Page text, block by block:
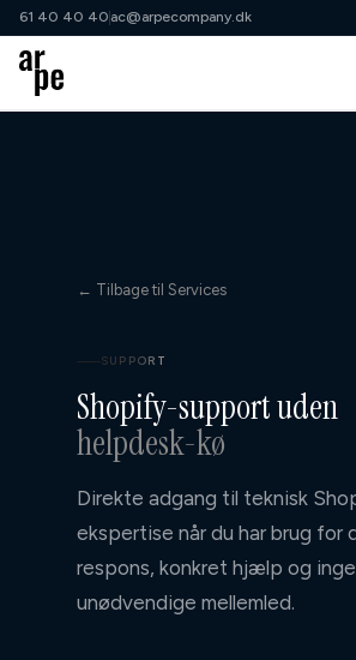
61 40 40 40 ac@arpecompany.dk
↳ Shopify Growth Partner
↳ Shopify Advisory
↳ Projekt
Services
↳ Integrationer
← Tilbage til Services
SUPPORT
Shopify-support uden
helpdesk-kø
Direkte adgang til teknisk
ekspertise når du har brug for
respons, konkret hjælp og
unødvendige mellemled.